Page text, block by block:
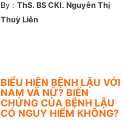
By :ThS. BS CKI. Nguyễn Thị
Thuỳ Liên
BIỂU HIỆN BỆNH LẬU VỚI
NAM VÀ NỮ? BIẾN
CHỨNG CỦA BỆNH LẬU
CÓ NGUY HIỂM KHÔNG?